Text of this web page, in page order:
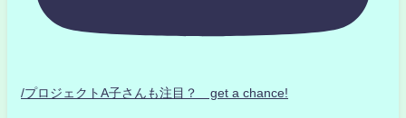
/プロジェクトA子さんも注目？ get a chance!